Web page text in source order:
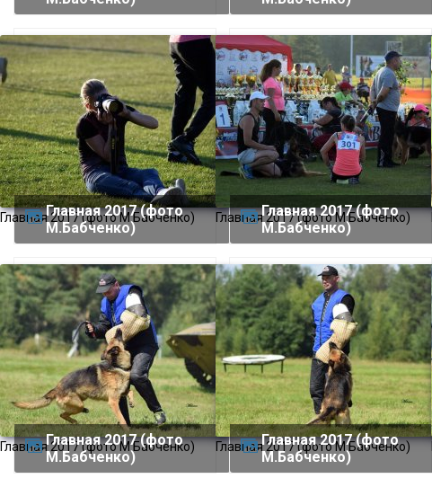
Главная 2017 (фото М.Бабченко)
Главная 2017 (фото
М.Бабченко)
Главная 2017 (фото М.Бабченко)
Главная 2017 (фото
М.Бабченко)
Главная 2017 (фото М.Бабченко)
Главная 2017 (фото
М.Бабченко)
Главная 2017 (фото М.Бабченко)
Главная 2017 (фото
М.Бабченко)